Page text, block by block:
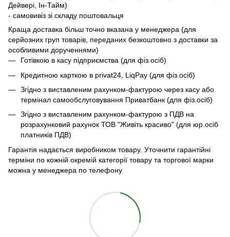
Дейвері, Ін-Тайм)
- самовивіз зі складу поштовальця
Краща доставка більш точно вказана у менеджера (для
серйозних груп товарів, переданих безкоштовно з доставки за
особливими дорученнями)
Готівкою в касу підприємства (для фіз.осіб)
Кредитною карткою в privat24, LiqPay (для фіз.осіб)
Згідно з виставленим рахунком-фактурою через касу або
термінал самообслуговування Приватбанк (для фіз.осіб)
Згідно з виставленим рахунком-фактурою з ПДВ на
розрахунковий рахунок ТОВ "Живіть красиво" (для юр.осіб
платників ПДВ)
Гарантія надається виробником товару. Уточнити гарантійні
терміни по кожній окремій категорії товару та торгової марки
можна у менеджера по телефону